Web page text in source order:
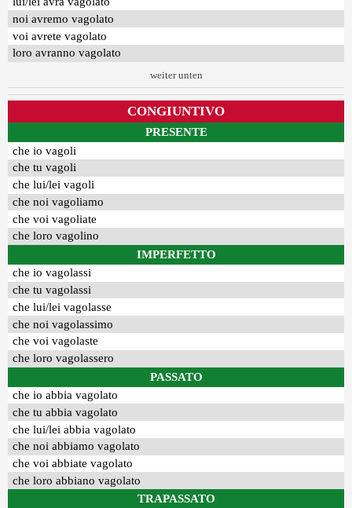
noi avremo vagolato
voi avrete vagolato
loro avranno vagolato
weiter unten
CONGIUNTIVO
PRESENTE
che io vagoli
che tu vagoli
che lui/lei vagoli
che noi vagoliamo
che voi vagoliate
che loro vagolino
IMPERFETTO
che io vagolassi
che tu vagolassi
che lui/lei vagolasse
che noi vagolassimo
che voi vagolaste
che loro vagolassero
PASSATO
che io abbia vagolato
che tu abbia vagolato
che lui/lei abbia vagolato
che noi abbiamo vagolato
che voi abbiate vagolato
che loro abbiano vagolato
TRAPASSATO